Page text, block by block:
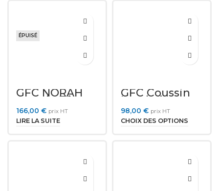
ÉPUISÉ
GFC NORAH
Appuie Tête
Motorisé
166,00 € prix HT
LIRE LA SUITE
GFC Coussin
Lombaire
(NORAH)
98,00 € prix HT
CHOIX DES OPTIONS